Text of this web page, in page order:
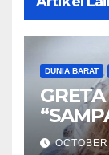
DUNIA BARAT